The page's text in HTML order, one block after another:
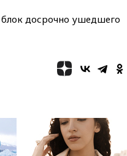
впервые совершил
погибла во Французских
18:55
Минобороны
об ударах по двум
досрочно ушедшего